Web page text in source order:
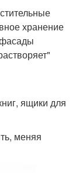
хранение
ящики для
меняя